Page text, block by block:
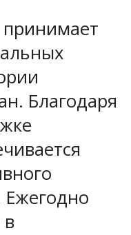
Благодаря
Ежегодно